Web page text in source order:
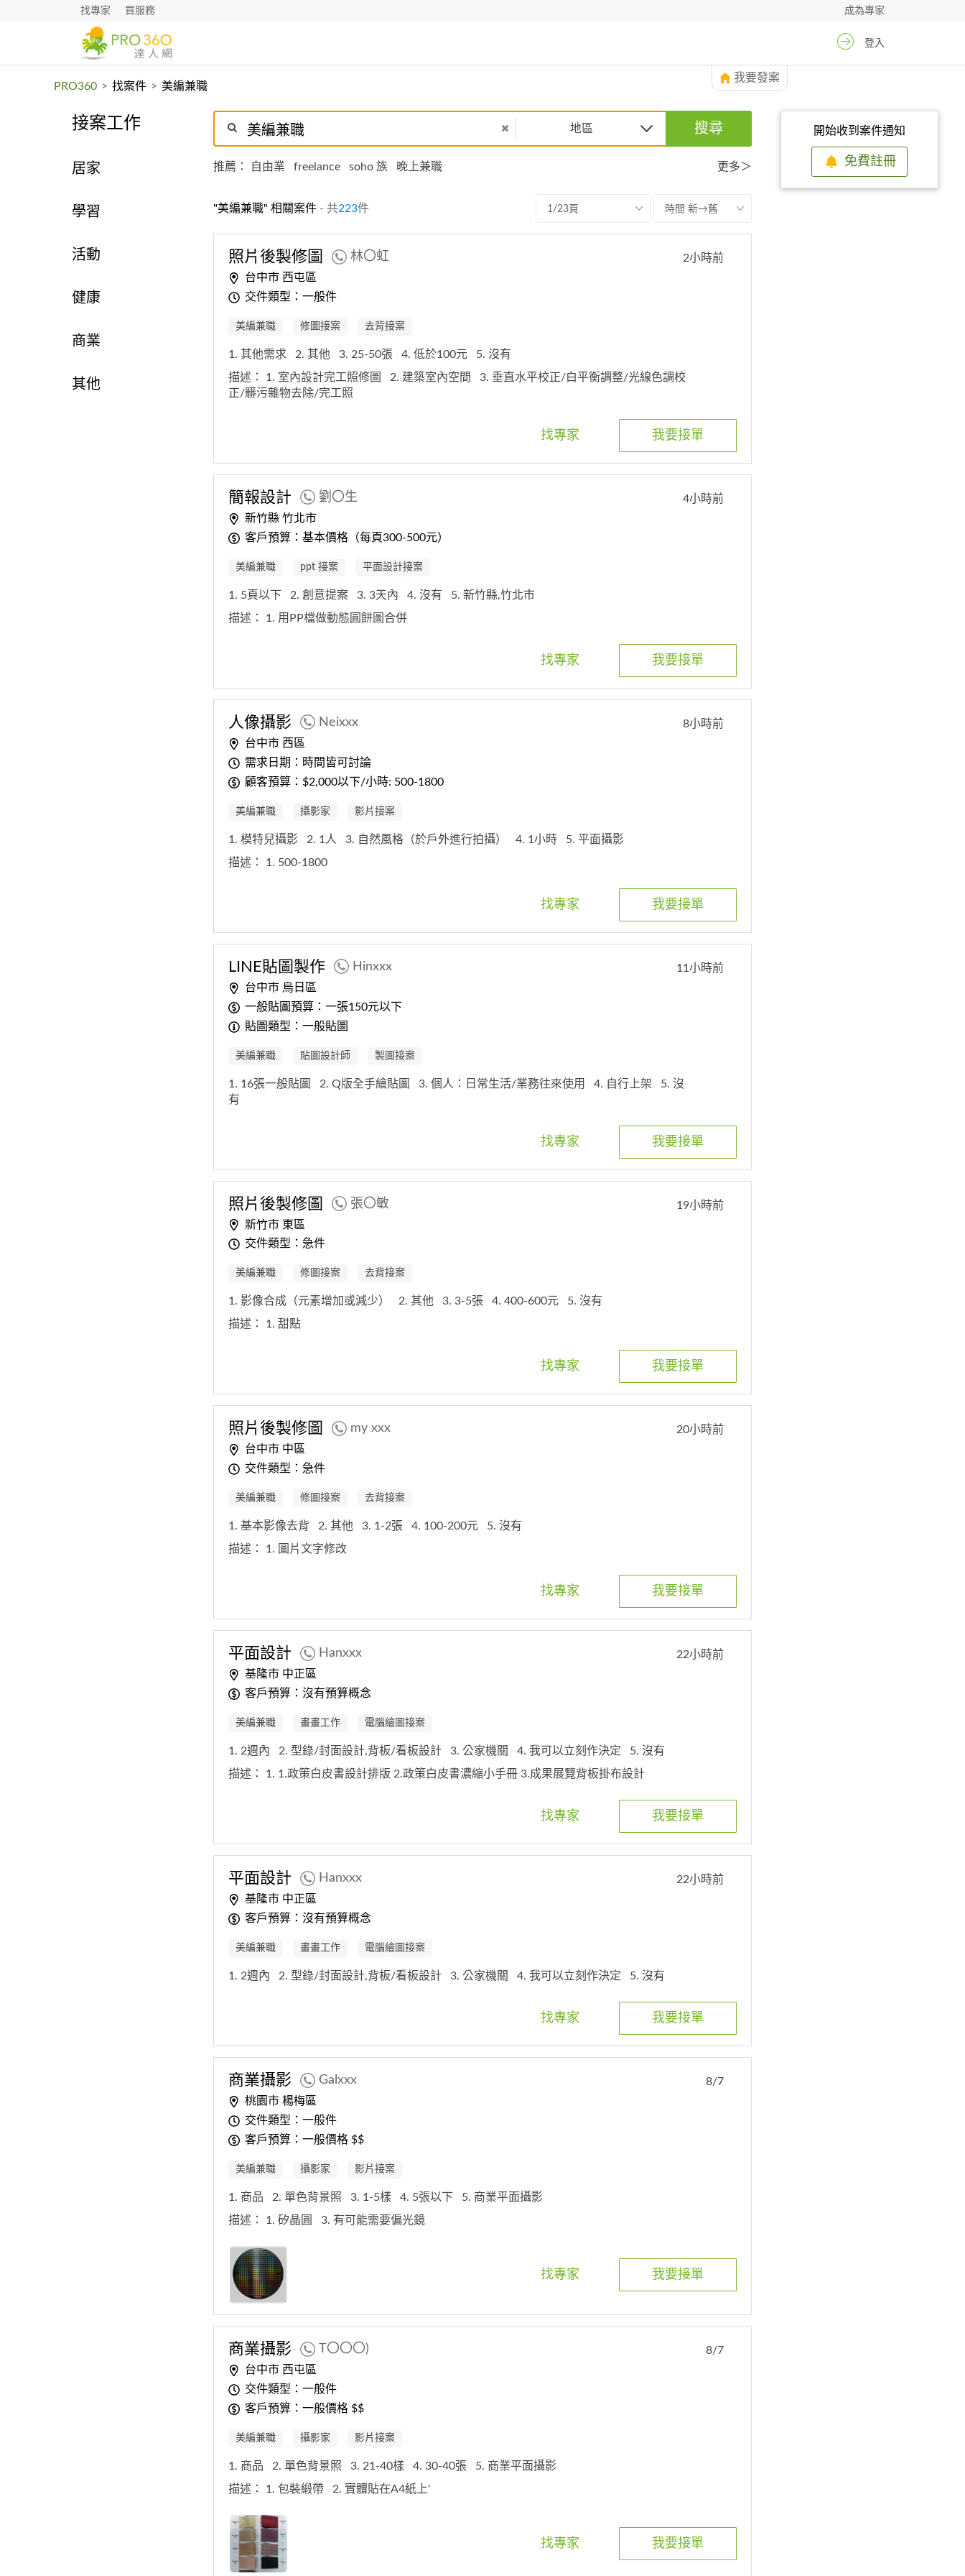
找專家 買服務 成為專家
登入
PRO360 > 找案件 > 美編兼職
我要發案
接案工作
居家
學習
活動
健康
商業
其他
開始收到案件通知
免費註冊
地區 搜尋
推薦： 自由業 freelance soho 族 晚上兼職 更多＞
"美編兼職" 相關案件- 共223件 1/23頁 時間 新→舊
照片後製修圖 林〇虹
台中市 西屯區
交件類型：一般件
2小時前
美編兼職 修圖接案 去背接案
1. 其他需求 2. 其他 3. 25-50張 4. 低於100元
5. 沒有
描述： 1. 室內設計完工照修圖 2. 建築室內空間
3. 垂直水平校正/白平衡調整/光線色調校
正/髒污雜物去除/完工照
我要接單
找專家
簡報設計 劉〇生
新竹縣 竹北市
客戶預算：基本價格（每頁300-500元）
4小時前
美編兼職 ppt 接案 平面設計接案
1. 5頁以下 2. 創意提案 3. 3天內 4. 沒有
5. 新竹縣,竹北市
描述： 1. 用PP檔做動態圓餅圖合併
我要接單
找專家
人像攝影 Neixxx
台中市 西區
需求日期：時間皆可討論
顧客預算：$2,000以下/小時: 500-1800
8小時前
美編兼職 攝影家 影片接案
1. 模特兒攝影 2. 1人 3. 自然風格（於戶外進行拍攝） 4. 1小時
5. 平面攝影
描述： 1. 500-1800
我要接單
找專家
LINE貼圖製作 Hinxxx
台中市 烏日區
一般貼圖預算：一張150元以下
貼圖類型：一般貼圖
11小時前
美編兼職 貼圖設計師 製圖接案
1. 16張一般貼圖 2. Q版全手繪貼圖 3. 個人：日常生活/業務往來使用 4. 自行上架
5. 沒
有
我要接單
找專家
照片後製修圖 張〇敏
新竹市 東區
交件類型：急件
19小時前
美編兼職 修圖接案 去背接案
1. 影像合成（元素增加或減少） 2. 其他 3. 3-5張 4. 400-600元
5. 沒有
描述： 1. 甜點
我要接單
找專家
照片後製修圖 my xxx
台中市 中區
交件類型：急件
20小時前
美編兼職 修圖接案 去背接案
1. 基本影像去背 2. 其他 3. 1-2張 4. 100-200元
5. 沒有
描述： 1. 圖片文字修改
我要接單
找專家
平面設計 Hanxxx
基隆市 中正區
客戶預算：沒有預算概念
22小時前
美編兼職 畫畫工作 電腦繪圖接案
1. 2週內 2. 型錄/封面設計,背板/看板設計 3. 公家機關 4. 我可以立刻作決定
5. 沒有
描述： 1. 1.政策白皮書設計排版 2.政策白皮書濃縮小手冊 3.成果展覽背板掛布設計
我要接單
找專家
平面設計 Hanxxx
基隆市 中正區
客戶預算：沒有預算概念
22小時前
美編兼職 畫畫工作 電腦繪圖接案
1. 2週內 2. 型錄/封面設計,背板/看板設計 3. 公家機關 4. 我可以立刻作決定 5. 沒有
我要接單
找專家
商業攝影 Galxxx
桃園市 楊梅區
交件類型：一般件
客戶預算：一般價格 $$
8/7
美編兼職 攝影家 影片接案
1. 商品 2. 單色背景照 3. 1-5樣 4. 5張以下
5. 商業平面攝影
描述： 1. 矽晶圓 3. 有可能需要偏光鏡
我要接單
找專家
商業攝影 T〇〇〇)
台中市 西屯區
交件類型：一般件
客戶預算：一般價格 $$
8/7
美編兼職 攝影家 影片接案
1. 商品 2. 單色背景照 3. 21-40樣 4. 30-40張
5. 商業平面攝影
描述： 1. 包裝緞帶 2. 實體貼在A4紙上'
我要接單
找專家